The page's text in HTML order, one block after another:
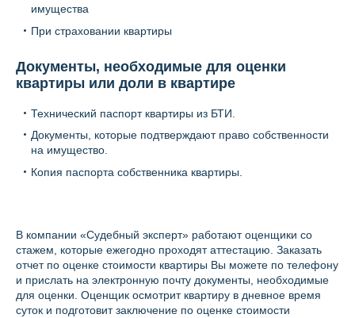
имущества
При страховании квартиры
Документы, необходимые для оценки
квартиры или доли в квартире
Технический паспорт квартиры из БТИ.
Документы, которые подтверждают право собственности
на имущество.
Копия паспорта собственника квартиры.
В компании «Судебный эксперт» работают оценщики со
стажем, которые ежегодно проходят аттестацию. Заказать
отчет по оценке стоимости квартиры Вы можете по телефону
и прислать на электронную почту документы, необходимые
для оценки. Оценщик осмотрит квартиру в дневное время
суток и подготовит заключение по оценке стоимости